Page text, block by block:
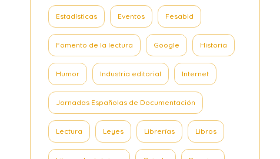
Estadísticas Eventos Fesabid
Fomento de la lectura Google Historia
Humor Industria editorial Internet
Jornadas Españolas de Documentación
Lectura Leyes Librerías Libros